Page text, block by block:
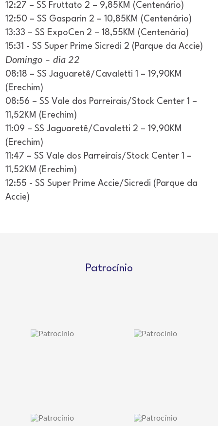
12:27 – SS Fruttato 2 – 9,85KM (Centenário)
12:50 – SS Gasparin 2 – 10,85KM (Centenário)
13:33 – SS ExpoCen 2 – 18,55KM (Centenário)
15:31 - SS Super Prime Sicredi 2 (Parque da Accie)
Domingo – dia 22
08:18 – SS Jaguaretê/Cavaletti 1 – 19,90KM
(Erechim)
08:56 – SS Vale dos Parreirais/Stock Center 1 –
11,52KM (Erechim)
11:09 – SS Jaguaretê/Cavaletti 2 – 19,90KM
(Erechim)
11:47 – SS Vale dos Parreirais/Stock Center 1 –
11,52KM (Erechim)
12:55 - SS Super Prime Accie/Sicredi (Parque da
Accie)
Patrocínio